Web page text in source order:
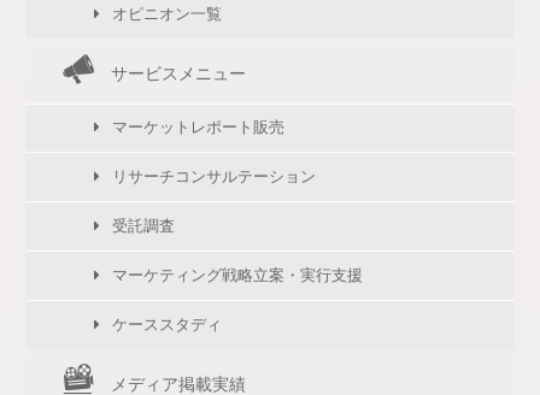
オピニオン一覧
サービスメニュー
マーケットレポート販売
リサーチコンサルテーション
受託調査
マーケティング戦略立案・実行支援
ケーススタディ
メディア掲載実績